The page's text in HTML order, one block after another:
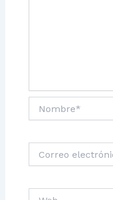
electrónico*